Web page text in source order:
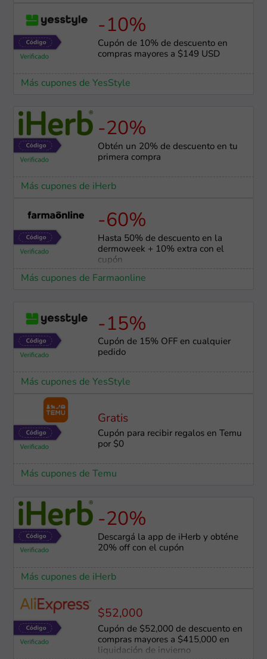
-10%
Cupón de 10% de descuento en
compras mayores a $149 USD
Más cupones de YesStyle
-20%
Obtén un 20% de descuento en tu
primera compra
Más cupones de iHerb
-60%
Hasta 50% de descuento en la
dermoweek + 10% extra con el
cupón
Más cupones de Farmaonline
-15%
Cupón de 15% OFF en cualquier
pedido
Más cupones de YesStyle
Gratis
Cupón para recibir regalos en Temu
por $0
Más cupones de Temu
-20%
Descargá la app de iHerb y obténe
20% off con el cupón
Más cupones de iHerb
$52,000
Cupón de $52,000 de descuento en
compras mayores a $415,000 en
liquidación de invierno